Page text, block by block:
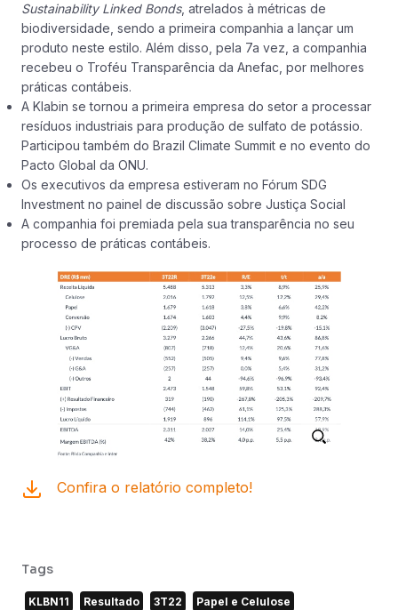
Sustainability Linked Bonds, atrelados à métricas de
biodiversidade, sendo a primeira companhia a lançar um
produto neste estilo. Além disso, pela 7a vez, a companhia
recebeu o Troféu Transparência da Anefac, por melhores
práticas contábeis.
A Klabin se tornou a primeira empresa do setor a processar
resíduos industriais para produção de sulfato de potássio.
Participou também do Brazil Climate Summit e no evento do
Pacto Global da ONU.
Os executivos da empresa estiveram no Fórum SDG
Investment no painel de discussão sobre Justiça Social
A companhia foi premiada pela sua transparência no seu
processo de práticas contábeis.
Confira o relatório completo!
Tags
KLBN11 Resultado 3T22 Papel e Celulose